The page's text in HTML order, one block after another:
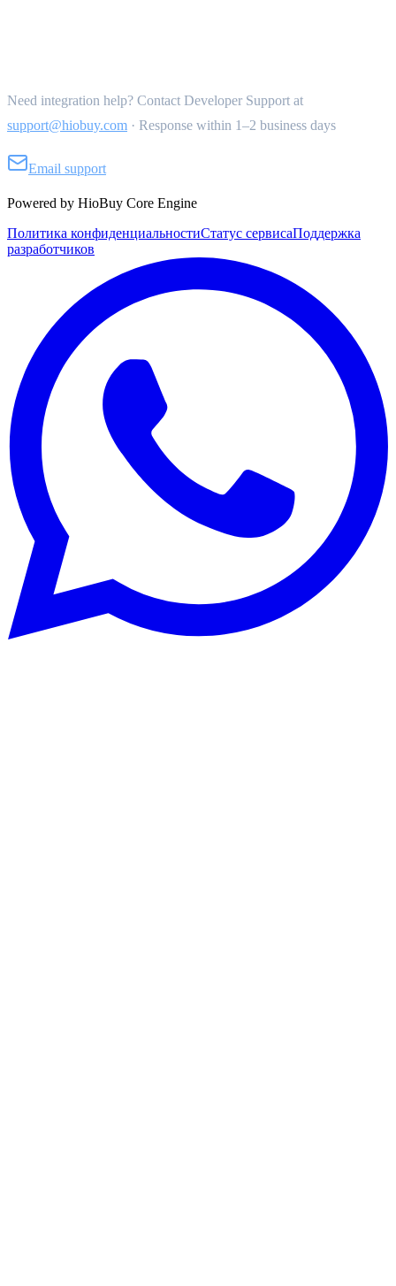
Need integration help? Contact Developer Support at
support@hiobuy.com · Response within 1–2 business days
Email support
Powered by HioBuy Core Engine
Политика конфиденциальностиСтатус сервисаПоддержка
разработчиков